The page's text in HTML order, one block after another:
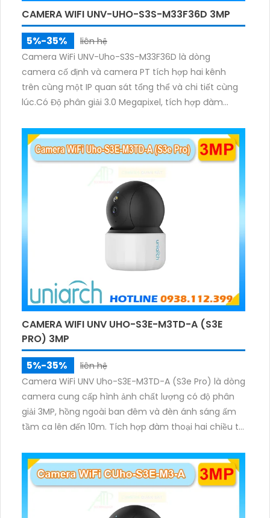
CAMERA WIFI UNV-UHO-S3S-M33F36D 3MP
5%-35%
liên hệ
Camera WiFi UNV-Uho-S3S-M33F36D là dòng
camera cố định và camera PT tích hợp hai kênh
trên cùng một IP quan sát tổng thể và chi tiết cùng
lúc.Có Độ phân giải 3.0 Megapixel, tích hợp đàm
sáng ấm lên đến 10m.
CAMERA WIFI UNV UHO-S3E-M3TD-A (S3E
PRO) 3MP
5%-35%
liên hệ
Camera WiFi UNV Uho-S3E-M3TD-A (S3e Pro) là dòng
camera cung cấp hình ảnh chất lượng có độ phân
giải 3MP, hồng ngoài ban đêm và đèn ánh sáng ấm
tầm ca lên đến 10m. Tích hợp đàm thoại hai chiều to